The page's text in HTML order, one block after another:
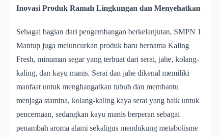
Inovasi Produk Ramah Lingkungan dan Menyehatkan
Sebagai bagian dari pengembangan berkelanjutan, SMPN 1
Mantup juga meluncurkan produk baru bernama Kaling
Fresh, minuman segar yang terbuat dari serai, jahe, kolang-
kaling, dan kayu manis. Serai dan jahe dikenal memiliki
manfaat untuk menghangatkan tubuh dan membantu
menjaga stamina, kolang-kaling kaya serat yang baik untuk
pencernaan, sedangkan kayu manis berperan sebagai
penambah aroma alami sekaligus mendukung metabolisme